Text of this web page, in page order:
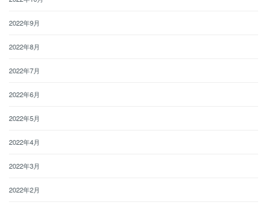
2022年9月
2022年8月
2022年7月
2022年6月
2022年5月
2022年4月
2022年3月
2022年2月